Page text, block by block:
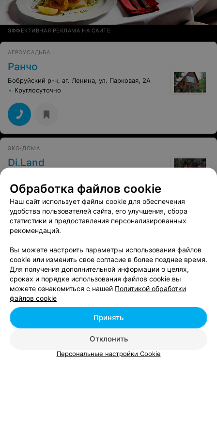
ЭФФЕКТИВНАЯ РЕКЛАМА НА САЙТЕ
АГРОУСАДЬБА
Ранчо
Бобруйский р-н, аг. Ленина, ул. Парковая, 2А
Круглосуточно
ЭКО-ДОМА
Di.Land
ЭФФЕКТИВНАЯ РЕКЛАМА НА САЙТЕ
Обработка файлов cookie
Наш сайт использует файлы cookie для обеспечения
удобства пользователей сайта, его улучшения, сбора
статистики и предоставления персонализированных
рекомендаций.
Вы можете настроить параметры использования файлов
cookie или изменить свое согласие в более позднее время.
Для получения дополнительной информации о целях,
сроках и порядке использования файлов cookie вы
можете ознакомиться с нашей Политикой обработки
файлов cookie
Отклонить
Принять
Персональные настройки Cookie